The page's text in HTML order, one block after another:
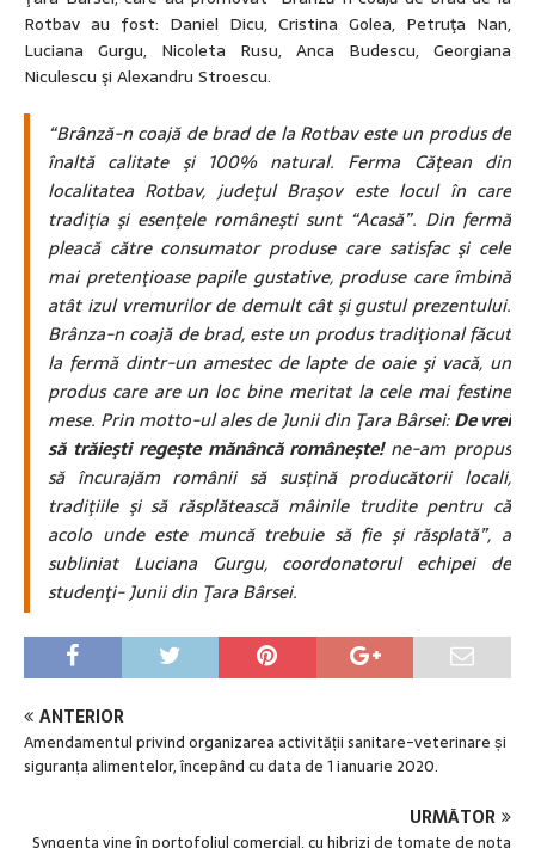
Rotbav au fost: Daniel Dicu, Cristina Golea, Petruţa Nan,
Luciana Gurgu, Nicoleta Rusu, Anca Budescu, Georgiana
Niculescu şi Alexandru Stroescu.
“Brânză-n coajă de brad de la Rotbav este un produs de
înaltă calitate şi 100% natural. Ferma Căţean din
localitatea Rotbav, judeţul Braşov este locul în care
tradiţia şi esenţele româneşti sunt “Acasă”. Din fermă
pleacă către consumator produse care satisfac şi cele
mai pretenţioase papile gustative, produse care îmbină
atât izul vremurilor de demult cât şi gustul prezentului.
Brânza-n coajă de brad, este un produs tradiţional făcut
la fermă dintr-un amestec de lapte de oaie şi vacă, un
produs care are un loc bine meritat la cele mai festine
mese. Prin motto-ul ales de Junii din Ţara Bârsei:De vrei
să trăieşti regeşte mănâncă româneşte! ne-am propus
să încurajăm românii să susţină producătorii locali,
tradiţiile şi să răsplătească mâinile trudite pentru că
acolo unde este muncă trebuie să fie şi răsplată”, a
subliniat Luciana Gurgu, coordonatorul echipei de
studenţi- Junii din Ţara Bârsei.
ANTERIOR
Amendamentul privind organizarea activității sanitare-veterinare și
siguranța alimentelor, începând cu data de 1 ianuarie 2020.
URMĂTOR
Syngenta vine în portofoliul comercial, cu hibrizi de tomate de nota